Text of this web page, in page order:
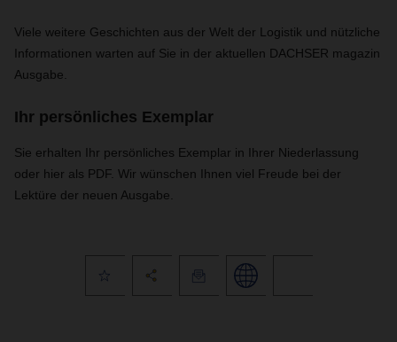
Viele weitere Geschichten aus der Welt der Logistik und nützliche
Informationen warten auf Sie in der aktuellen DACHSER magazin
Ausgabe.
Ihr persönliches Exemplar
Sie erhalten Ihr persönliches Exemplar in Ihrer Niederlassung
oder hier als PDF. Wir wünschen Ihnen viel Freude bei der
Lektüre der neuen Ausgabe.